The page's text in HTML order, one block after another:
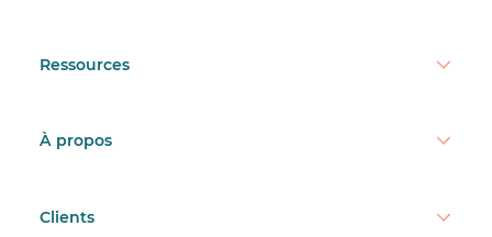
Ressources
À propos
Clients